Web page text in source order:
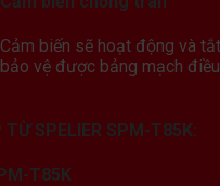
Cảm biến sẽ hoạt động và
bảo vệ được bảng mạch
TỪ SPELIER SPM-T85K:
T85K